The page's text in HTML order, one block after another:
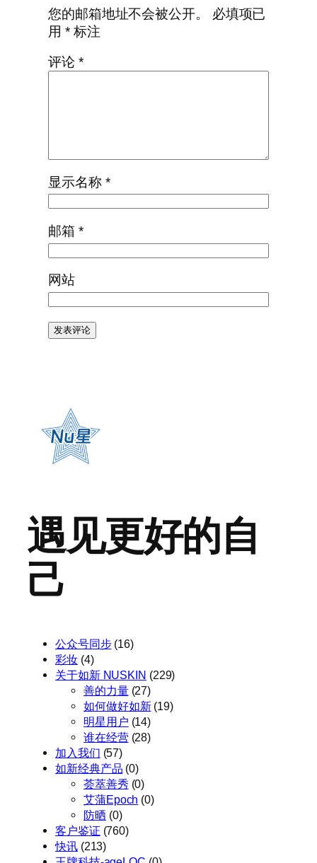
您的邮箱地址不会被公开。
必填项已
用 *标注
评论 *
显示名称 *
邮箱 *
网站
遇见更好的自
己
公众号同步(16)
彩妆(4)
关于如新 NUSKIN (229)
善的力量(27)
如何做好如新(19)
明星用户 (14)
谁在经营(28)
加入我们 (57)
如新经典产品 (0)
荟萃善秀 (0)
艾蒲Epoch (0)
防晒 (0)
客户鉴证 (760)
快讯(213)